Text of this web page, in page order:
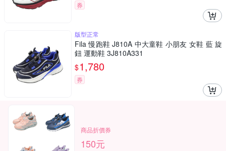
券
版型正常
Fila 慢跑鞋 J810A 中大童鞋 小朋友 女鞋 藍 旋
鈕 運動鞋 3J810A331
$1,780
券
商品折價券
150元